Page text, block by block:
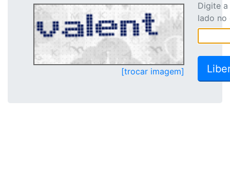
[trocar imagem]
Digite
lado no